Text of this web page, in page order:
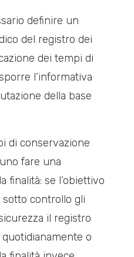
definire un
del registro dei
dei tempi di
l’informativa
della base
di conservazione
fare una
finalità: se l’obiettivo
controllo gli
il registro
o